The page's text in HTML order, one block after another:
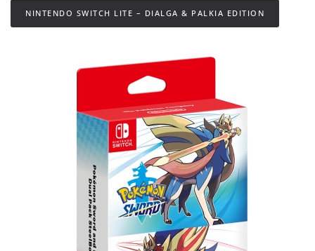
NINTENDO SWITCH LITE – DIALGA & PALKIA EDITION